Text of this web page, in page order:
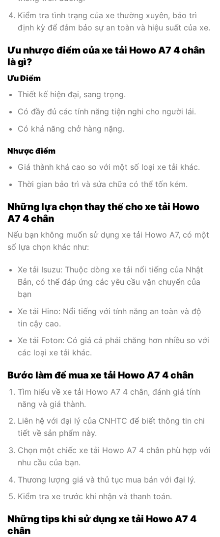
Kiểm tra tình trạng của xe thường xuyên, bảo trì
định kỳ để đảm bảo sự an toàn và hiệu suất của xe.
Ưu nhược điểm của xe tải Howo A7 4 chân
là gì?
Ưu Điểm
Thiết kế hiện đại, sang trọng.
Có đầy đủ các tính năng tiện nghi cho người lái.
Có khả năng chở hàng nặng.
Nhược điểm
Giá thành khá cao so với một số loại xe tải khác.
Thời gian bảo trì và sửa chữa có thể tốn kém.
Những lựa chọn thay thế cho xe tải Howo
A7 4 chân
Nếu bạn không muốn sử dụng xe tải Howo A7, có một
số lựa chọn khác như:
Xe tải Isuzu: Thuộc dòng xe tải nổi tiếng của Nhật
Bản, có thể đáp ứng các yêu cầu vận chuyển của
bạn
Xe tải Hino: Nổi tiếng với tính năng an toàn và độ
tin cậy cao.
Xe tải Foton: Có giá cả phải chăng hơn nhiều so với
các loại xe tải khác.
Bước làm để mua xe tải Howo A7 4 chân
Tìm hiểu về xe tải Howo A7 4 chân, đánh giá tính
năng và giá thành.
Liên hệ với đại lý của CNHTC để biết thông tin chi
tiết về sản phẩm này.
Chọn một chiếc xe tải Howo A7 4 chân phù hợp với
nhu cầu của bạn.
Thương lượng giá và thủ tục mua bán với đại lý.
Kiểm tra xe trước khi nhận và thanh toán.
Những tips khi sử dụng xe tải Howo A7 4
chân